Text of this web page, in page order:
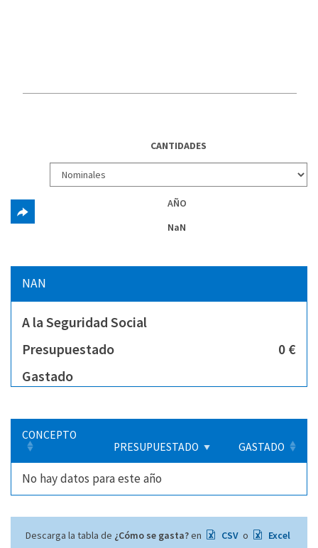
CANTIDADES
AÑO
NaN
NAN
A la Seguridad Social
Presupuestado
0 €
Gastado
CONCEPTO
PRESUPUESTADO
GASTADO
No hay datos para este año
Descarga la tabla de ¿Cómo se gasta?en CSV o Excel